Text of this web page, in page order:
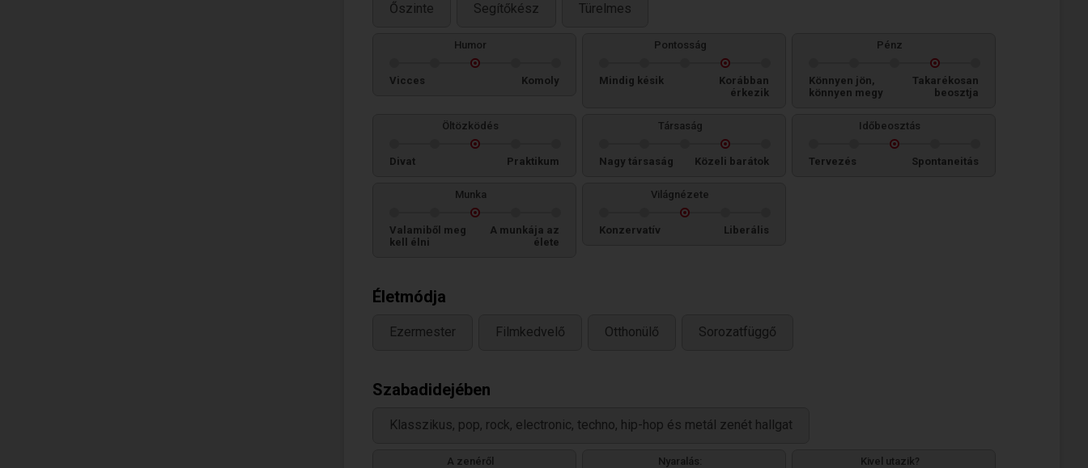
Őszinte Segítőkész Türelmes
Humor
Vicces Komoly
Pontosság
Mindig késik
Korábban
érkezik
Pénz
Könnyen jön,
könnyen megy
Takarékosan
beosztja
Öltözködés
Divat Praktikum
Társaság
Nagy társaság Közeli barátok
Időbeosztás
Tervezés Spontaneitás
Munka
Valamiből meg
kell élni
A munkája az
élete
Világnézete
Konzervatív Liberális
Életmódja
Ezermester Filmkedvelő Otthonülő Sorozatfüggő
Szabadidejében
Klasszikus, pop, rock, electronic, techno, hip-hop és metál zenét hallgat
A zenéről Nyaralás: Kivel utazik?